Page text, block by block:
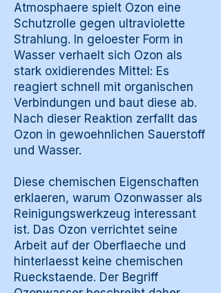
Atmosphaere spielt Ozon eine
Schutzrolle gegen ultraviolette
Strahlung. In geloester Form in
Wasser verhaelt sich Ozon als
stark oxidierendes Mittel: Es
reagiert schnell mit organischen
Verbindungen und baut diese ab.
Nach dieser Reaktion zerfallt das
Ozon in gewoehnlichen Sauerstoff
und Wasser.
Diese chemischen Eigenschaften
erklaeren, warum Ozonwasser als
Reinigungswerkzeug interessant
ist. Das Ozon verrichtet seine
Arbeit auf der Oberflaeche und
hinterlaesst keine chemischen
Rueckstaende. Der Begriff